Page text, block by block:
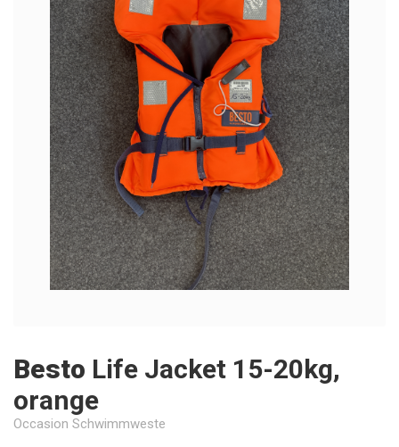
Besto Life Jacket 15-20kg,
orange
Occasion Schwimmweste